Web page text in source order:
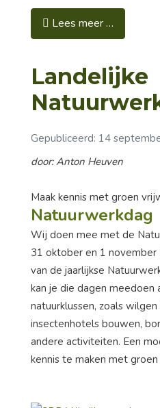
Lees meer …
Landelijke
Gepubliceerd: 14
door: Anton Heuven
Maak kennis met groen
Natuurwerkdag
Wij doen mee met de
31 oktober en 1
van de jaarlijkse
kan je die dagen meedoen
natuurklussen, zoals
insectenhotels bouwen,
andere activiteiten. Een
kennis te maken met